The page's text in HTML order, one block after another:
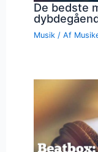
De bedste
Musik / Af